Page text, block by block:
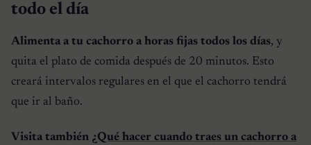
todo el día
Alimenta a tu cachorro a horas fijas todos los días, y
quita el plato de comida después de 20 minutos. Esto
creará intervalos regulares en el que el cachorro tendrá
que ir al baño.
Visita también ¿Qué hacer cuando traes un cachorro a